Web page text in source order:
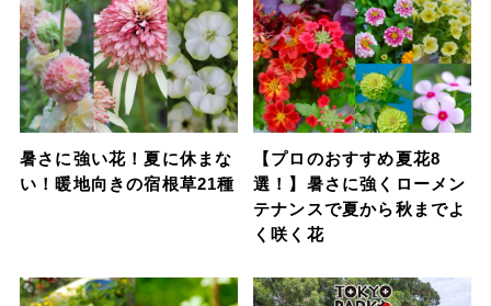
暑さに強い花！夏に休まな
い！暖地向きの宿根草21種
【プロのおすすめ夏花8
選！】暑さに強くローメン
テナンスで夏から秋までよ
く咲く花